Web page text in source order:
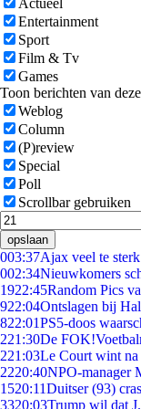
Actueel
Entertainment
Sport
Film & Tv
Games
Toon berichten van
Weblog
Column
(P)review
Special
Poll
Scrollbar gebruiken
opslaan
003:37Ajax veel te
002:34Nieuwkomers
1922:45Random Pics
922:04Ontslagen bij
822:01PS5-doos
221:30De
221:03Le Court wint na
2220:40NPO-manager
1520:11Duitser (93)
3320:03Trump wil dat